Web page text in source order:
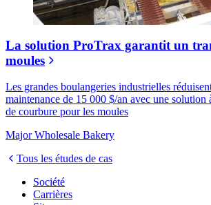
La solution ProTrax garantit un
moules
Les grandes boulangeries industrielles
maintenance de 15 000 $/an avec une
de courbure pour les moules
Major Wholesale Bakery
Tous les études de cas
Société
Carrières